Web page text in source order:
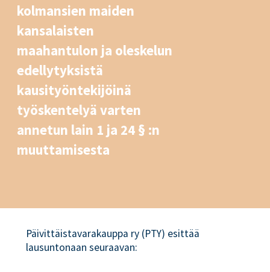
kolmansien maiden
kansalaisten
maahantulon ja oleskelun
edellytyksistä
kausityöntekijöinä
työskentelyä varten
annetun lain 1 ja 24 § :n
muuttamisesta
Päivittäistavarakauppa ry (PTY) esittää
lausuntonaan seuraavan: